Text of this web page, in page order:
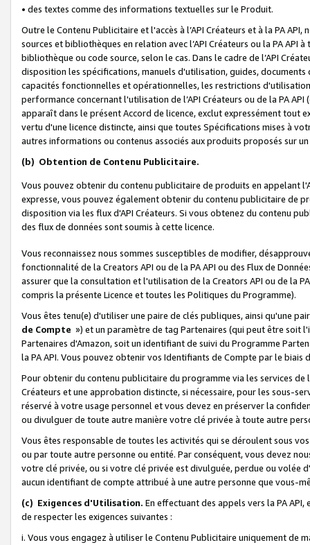
• des textes comme des informations textuelles sur le Produit.
Outre le Contenu Publicitaire et l'accès à l’API Créateurs et à la PA
sources et bibliothèques en relation avec l’API Créateurs ou la PA
bibliothèque ou code source, selon le cas. Dans le cadre de l’API
disposition les spécifications, manuels d'utilisation, guides,
capacités fonctionnelles et opérationnelles, les restrictions
performance concernant l'utilisation de l’API Créateurs ou de la PA
apparaît dans le présent Accord de licence, exclut expressément tout
vertu d'une licence distincte, ainsi que toutes Spécifications mises à
autres informations ou contenus associés aux produits proposés sur
(b) Obtention de Contenu Publicitaire.
Vous pouvez obtenir du contenu publicitaire de produits en appelant
expresse, vous pouvez également obtenir du contenu publicitaire de
disposition via les flux d'API Créateurs. Si vous obtenez du contenu
des flux de données sont soumis à cette licence.
Vous reconnaissez nous sommes susceptibles de modifier,
fonctionnalité de la Creators API ou de la PA API ou des Flux de
assurer que la consultation et l'utilisation de la Creators API ou de la
compris la présente Licence et toutes les Politiques du Programme).
Vous êtes tenu(e) d'utiliser une paire de clés publiques, ainsi qu'une
de Compte ») et un paramètre de tag Partenaires (qui peut être soit
Partenaires d'Amazon, soit un identifiant de suivi du Programme
la PA API. Vous pouvez obtenir vos Identifiants de Compte par le biais
Pour obtenir du contenu publicitaire du programme via les services
Créateurs et une approbation distincte, si nécessaire, pour les sous-
réservé à votre usage personnel et vous devez en préserver la
ou divulguer de toute autre manière votre clé privée à toute autre
Vous êtes responsable de toutes les activités qui se déroulent sous
ou par toute autre personne ou entité. Par conséquent, vous devez
votre clé privée, ou si votre clé privée est divulguée, perdue ou volée
aucun identifiant de compte attribué à une autre personne que vous-
(c) Exigences d'Utilisation. En effectuant des appels vers la PA
de respecter les exigences suivantes :
i. Vous vous engagez à utiliser le Contenu Publicitaire uniquement de